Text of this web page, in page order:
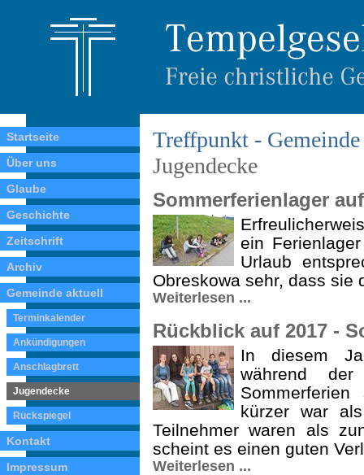
Startseite
Über uns
Glaube
Geschichte
Zeitschrift
Archiv
Gemeinde aktuell
Terminkalender
Ankündigungen
Anschlagbrett
Jugendecke
Rückspiegel
Kontakt
Impressum
Treffpunkt -
Jugendecke
Sommerferienlager
ein
Urlaub
Obres­kowa sehr, dass sie
Weiterlesen ...
Rückblick auf 2017 -
In diesem
während
kürzer war
Teilnehmer waren als
scheint es einen guten
Weiterlesen ...